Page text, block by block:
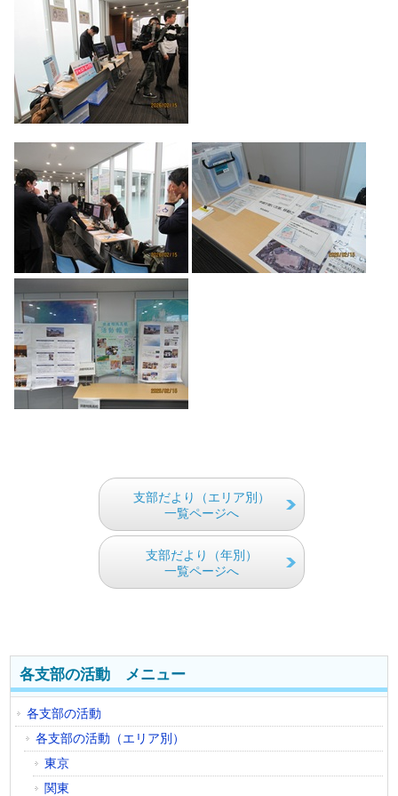
支部だより（エリア別）
一覧ページへ
支部だより（年別）
一覧ページへ
各支部の活動 メニュー
各支部の活動
各支部の活動（エリア別）
東京
関東